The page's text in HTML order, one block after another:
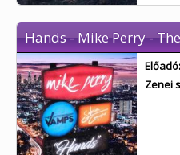
Hands - Mike Perry -
Előadó:
Zenei